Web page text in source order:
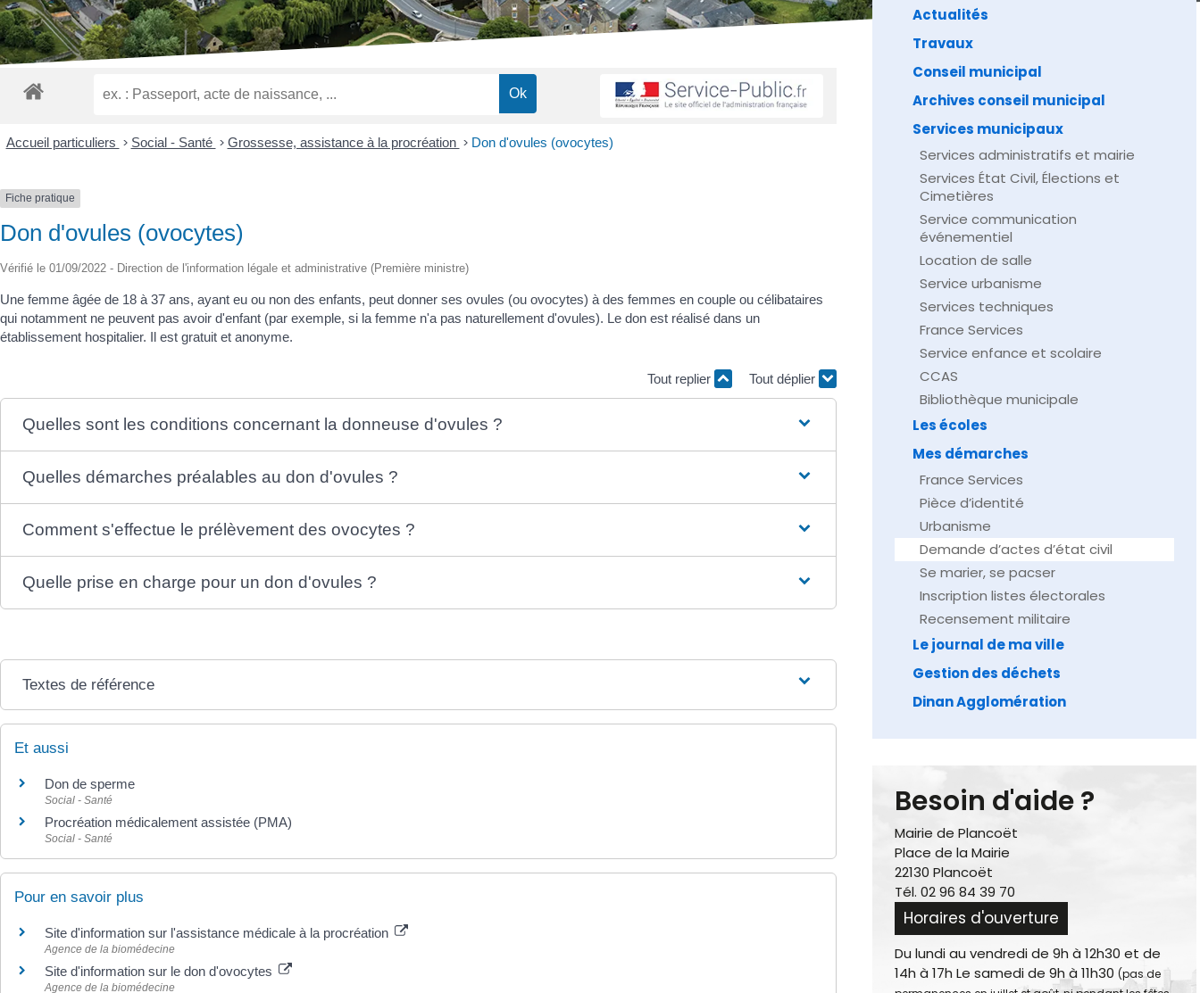
qui
utilisent
un
lecteur
d'écran ;
sur
pour
un
d'accessibilité.
Accueil particuliers > Social - Santé > Grossesse, assistance à la procréation > Don d'ovules (ovocytes)
Fiche pratique
Don d'ovules (ovocytes)
Vérifié le 01/09/2022 - Direction de l'information légale et administrative (Première ministre)
Une femme âgée de 18 à 37 ans, ayant eu ou non des enfants, peut donner ses ovules (ou ovocytes) à des femmes en couple ou célibataires
qui notamment ne peuvent pas avoir d'enfant (par exemple, si la femme n'a pas naturellement d'ovules). Le don est réalisé dans un
établissement hospitalier. Il est gratuit et anonyme.
Tout replier Tout déplier
Quelles sont les conditions concernant la donneuse d'ovules ?
Quelles démarches préalables au don d'ovules ?
Comment s'effectue le prélèvement des ovocytes ?
Quelle prise en charge pour un don d'ovules ?
Textes de référence
Et aussi
Don de sperme
Social - Santé
Procréation médicalement assistée (PMA)
Social - Santé
Pour en savoir plus
Site d'information sur l'assistance médicale à la procréation
Agence de la biomédecine
Site d'information sur le don d'ovocytes
Agence de la biomédecine
Actualités
Travaux
Conseil municipal
Archives conseil municipal
Services municipaux
Services administratifs et mairie
Services État Civil, Élections et
Cimetières
Service communication
événementiel
Location de salle
Service urbanisme
Services techniques
France Services
Service enfance et scolaire
CCAS
Bibliothèque municipale
Les écoles
Mes démarches
France Services
Pièce d’identité
Urbanisme
Demande d’actes d’état civil
Se marier, se pacser
Inscription listes électorales
Recensement militaire
Le journal de ma ville
Gestion des déchets
Dinan Agglomération
Besoin d'aide ?
Mairie de Plancoët
Place de la Mairie
22130 Plancoët
Tél. 02 96 84 39 70
Horaires d'ouverture
Du lundi au vendredi de 9h à 12h30 et de
14h à 17h Le samedi de 9h à 11h30 (pas de